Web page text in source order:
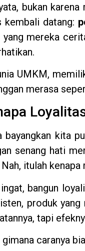
bukan
kembali datang:
mereka
UMKM,
merasa
bayangkan kita
senang hati
Nah, itulah
bangun
produk yang
tapi
gimana caranya